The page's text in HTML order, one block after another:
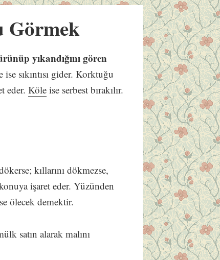
Görmek
yıkandığını gören
sıkıntısı gider. Korktuğu
eder.Köle ise serbest bırakılır.
kıllarını dökmezse,
işaret eder. Yüzünden
ölecek demektir.
satın alarak malını